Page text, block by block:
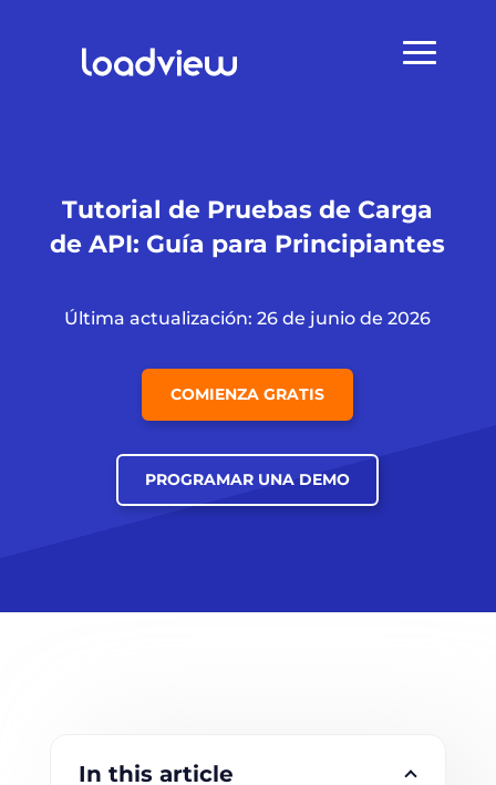
Tutorial de Pruebas de Carga
de API: Guía para Principiantes
Última actualización: 26 de junio de 2026
COMIENZA GRATIS
PROGRAMAR UNA DEMO
In this article